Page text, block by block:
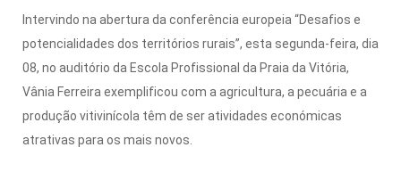
Intervindo na abertura da conferência europeia “Desafios e
potencialidades dos territórios rurais”, esta segunda-feira, dia
08, no auditório da Escola Profissional da Praia da Vitória,
Vânia Ferreira exemplificou com a agricultura, a pecuária e a
produção vitivinícola têm de ser atividades económicas
atrativas para os mais novos.